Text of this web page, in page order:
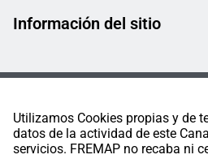
Utilizamos Cookies propias y de
datos de la actividad de este
servicios. FREMAP no recaba ni
Información del sitio